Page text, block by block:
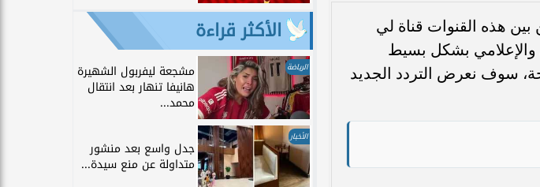
بين هذه القنوات قناة لي
والإعلامي بشكل بسيط
سوف نعرض التردد الجديد
الأكثر قراءة
الرياضة مشجعة ليفربول الشهيرة
هانيفا تنهار بعد انتقال
محمد...
الأخبار
جدل واسع بعد منشور
متداولة عن منع سيدة...